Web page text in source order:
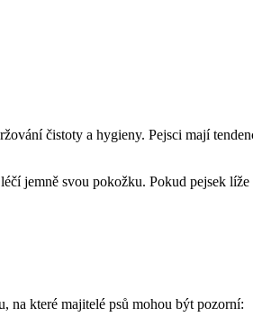
čistoty a hygieny. Pejsci mají
jemně svou pokožku. Pokud pejsek
na které majitelé psů mohou být pozorní: